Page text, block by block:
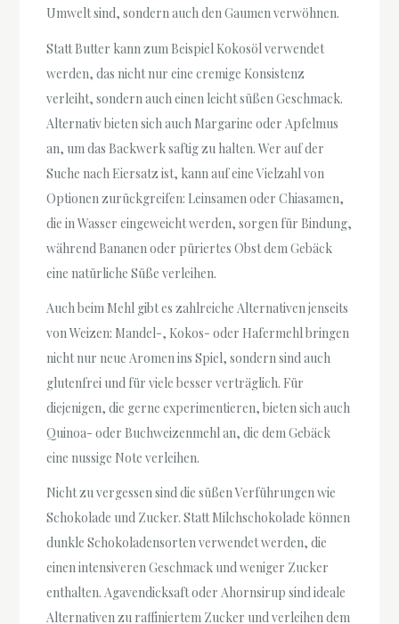
Umwelt sind, sondern auch den Gaumen verwöhnen.
Statt Butter kann zum Beispiel Kokosöl verwendet
werden, das nicht nur eine cremige Konsistenz
verleiht, sondern auch einen leicht süßen Geschmack.
Alternativ bieten sich auch Margarine oder Apfelmus
an, um das Backwerk saftig zu halten. Wer auf der
Suche nach Eiersatz ist, kann auf eine Vielzahl von
Optionen zurückgreifen: Leinsamen oder Chiasamen,
die in Wasser eingeweicht werden, sorgen für Bindung,
während Bananen oder püriertes Obst dem Gebäck
eine natürliche Süße verleihen.
Auch beim Mehl gibt es zahlreiche Alternativen jenseits
von Weizen: Mandel-, Kokos- oder Hafermehl bringen
nicht nur neue Aromen ins Spiel, sondern sind auch
glutenfrei und für viele besser verträglich. Für
diejenigen, die gerne experimentieren, bieten sich auch
Quinoa- oder Buchweizenmehl an, die dem Gebäck
eine nussige Note verleihen.
Nicht zu vergessen sind die süßen Verführungen wie
Schokolade und Zucker. Statt Milchschokolade können
dunkle Schokoladensorten verwendet werden, die
einen intensiveren Geschmack und weniger Zucker
enthalten. Agavendicksaft oder Ahornsirup sind ideale
Alternativen zu raffiniertem Zucker und verleihen dem